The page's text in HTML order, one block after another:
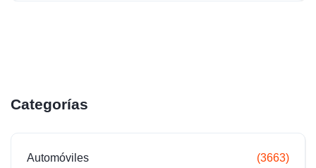
Categorías
Automóviles (3663)